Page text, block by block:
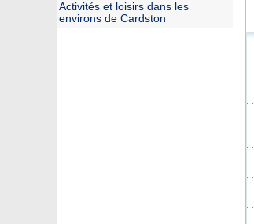
Activités et loisirs dans les
environs de Cardston